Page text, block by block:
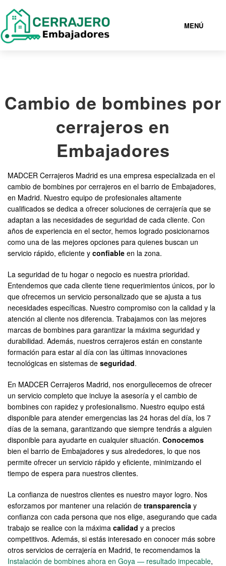
MENÚ
919930162
CERRAJEROS EMBAJADORES BARATOS
CONTACTAR
Cambio de bombines por
cerrajeros en
Embajadores
MADCER Cerrajeros Madrid es una empresa especializada en el
cambio de bombines por cerrajeros en el barrio de Embajadores,
en Madrid. Nuestro equipo de profesionales altamente
cualificados se dedica a ofrecer soluciones de cerrajería que se
adaptan a las necesidades de seguridad de cada cliente. Con
años de experiencia en el sector, hemos logrado posicionarnos
como una de las mejores opciones para quienes buscan un
servicio rápido, eficiente y confiable en la zona.
La seguridad de tu hogar o negocio es nuestra prioridad.
Entendemos que cada cliente tiene requerimientos únicos, por lo
que ofrecemos un servicio personalizado que se ajusta a tus
necesidades específicas. Nuestro compromiso con la calidad y la
atención al cliente nos diferencia. Trabajamos con las mejores
marcas de bombines para garantizar la máxima seguridad y
durabilidad. Además, nuestros cerrajeros están en constante
formación para estar al día con las últimas innovaciones
tecnológicas en sistemas de seguridad.
En MADCER Cerrajeros Madrid, nos enorgullecemos de ofrecer
un servicio completo que incluye la asesoría y el cambio de
bombines con rapidez y profesionalismo. Nuestro equipo está
disponible para atender emergencias las 24 horas del día, los 7
días de la semana, garantizando que siempre tendrás a alguien
disponible para ayudarte en cualquier situación. Conocemos
bien el barrio de Embajadores y sus alrededores, lo que nos
permite ofrecer un servicio rápido y eficiente, minimizando el
tiempo de espera para nuestros clientes.
La confianza de nuestros clientes es nuestro mayor logro. Nos
esforzamos por mantener una relación de transparencia y
confianza con cada persona que nos elige, asegurando que cada
trabajo se realice con la máxima calidad y a precios
competitivos. Además, si estás interesado en conocer más sobre
otros servicios de cerrajería en Madrid, te recomendamos la
Instalación de bombines ahora en Goya — resultado impecable,